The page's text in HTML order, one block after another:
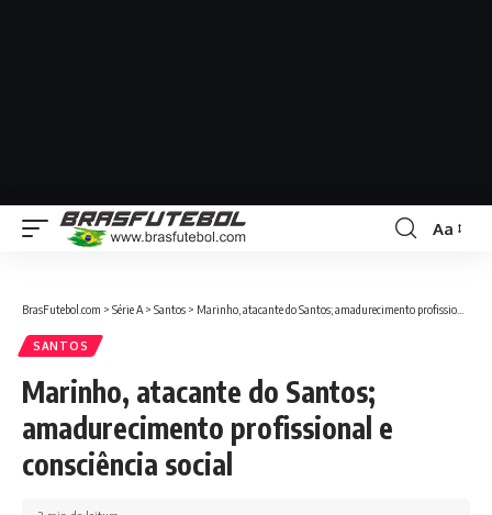
Aa
BrasFutebol.com > Série A > Santos > Marinho, atacante do Santos; amadurecimento profissional e consciência social
SANTOS
Marinho, atacante do Santos;
amadurecimento profissional e
consciência social